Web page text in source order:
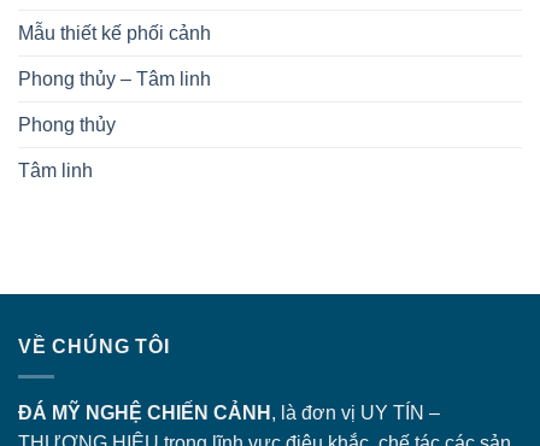
Mẫu thiết kế phối cảnh
Phong thủy – Tâm linh
Phong thủy
Tâm linh
VỀ CHÚNG TÔI
ĐÁ MỸ NGHỆ CHIẾN CẢNH , là đơn vị UY TÍN –